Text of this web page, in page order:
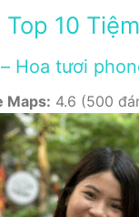
Top 10
– Hoa tươi
Maps: 4.6 (500